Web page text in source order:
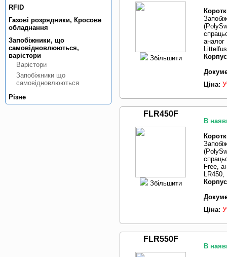
RFID
Газовi розрядники, Кросове
обладнання
Запобiжники, що
самовiдновлюються,
варiстори
Варiстори
Запобiжники що
самовiдновлюються
Рiзне
Збільшити
аналог
Ціна:
FLR450F
Збільшити
В
Free,
Ціна:
FLR550F
В